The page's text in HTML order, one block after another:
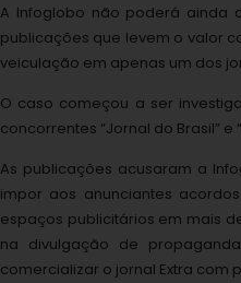
A Infoglobo não poderá ainda
publicações que levem o valor
veiculação em apenas um dos
O caso começou a ser
concorrentes “Jornal do Brasil” e
As publicações acusaram a
impor aos anunciantes
espaços publicitários em mais
na divulgação de
comercializar o jornal Extra com